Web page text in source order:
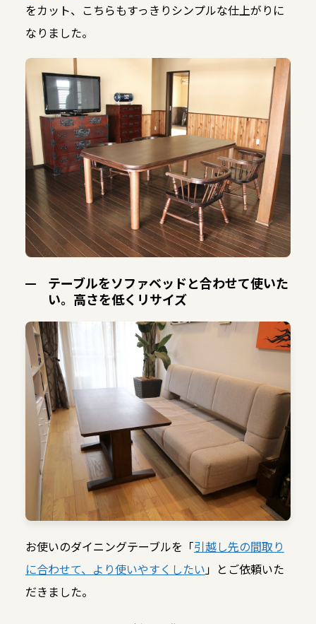
をカット、こちらもすっきりシンプルな仕上がりに
なりました。
テーブルをソファベッドと合わせて使いた
い。高さを低くリサイズ
お使いのダイニングテーブルを「引越し先の間取り
に合わせて、より使いやすくしたい」とご依頼いた
だきました。